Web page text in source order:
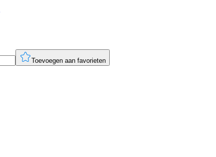
Toevoegen aan favorieten